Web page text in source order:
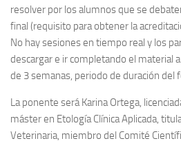
resolver por los alumnos que se
final (requisito para obtener la
No hay sesiones en tiempo real y los
descargar e ir completando el material
de 3 semanas, periodo de duración del
La ponente será Karina Ortega,
máster en Etología Clínica Aplicada,
Veterinaria, miembro del Comité